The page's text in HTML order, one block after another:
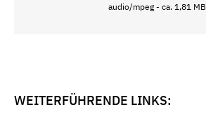
audio/mpeg - ca. 1,81 MB
WEITERFÜHRENDE LINKS: